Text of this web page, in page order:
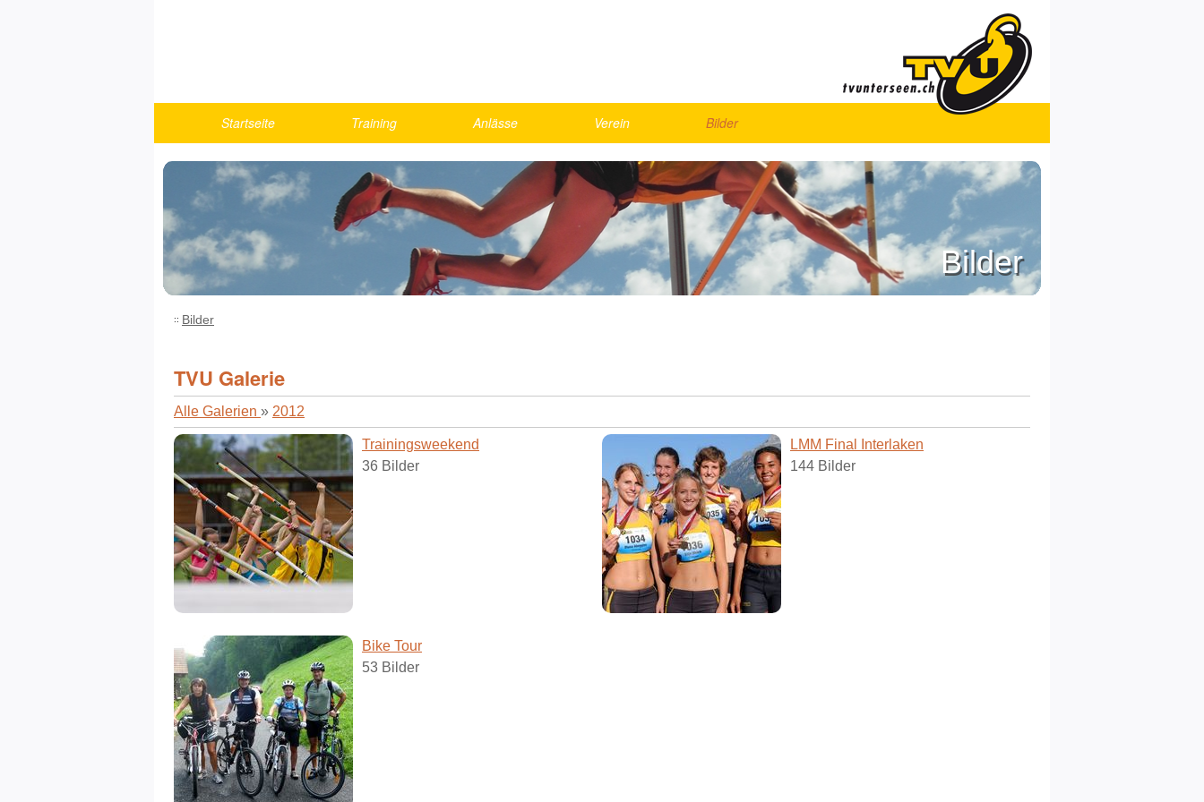
Startseite
Berichte
Training
Turnen
U10
U12
U16
Anlässe
Skirennen
Schnällscht Bödeler
Die Schnällschte Oberländer
UBS Kids Cup
LMM Vorrunde
Verein
Vorstand
Agenda
Jahresmeisterschaft
Rekorde
Bestenliste, Statistik
Bilder
2026
2025
2024
2023
2022
Bilder
Bilder
TVU Galerie
Alle Galerien » 2012
Trainingsweekend
36 Bilder
LMM Final Interlaken
144 Bilder
Bike Tour
53 Bilder